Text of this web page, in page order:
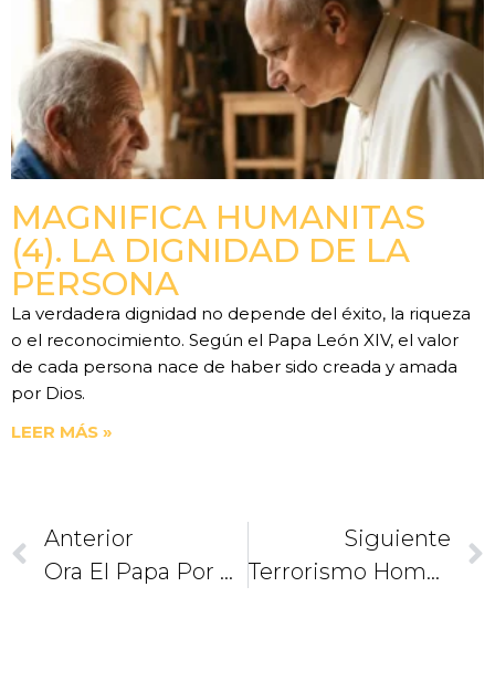
MAGNIFICA HUMANITAS
(4). LA DIGNIDAD DE LA
PERSONA
La verdadera dignidad no depende del éxito, la riqueza
o el reconocimiento. Según el Papa León XIV, el valor
de cada persona nace de haber sido creada y amada
por Dios.
LEER MÁS »
Anterior
Ora El Papa Por Víctimas De Atentados En Bangladesh Y Bagdad
Siguiente
Terrorismo Homofóbico